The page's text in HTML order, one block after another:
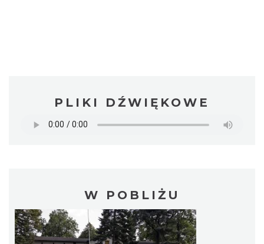
PLIKI DŹWIĘKOWE
W POBLIŻU